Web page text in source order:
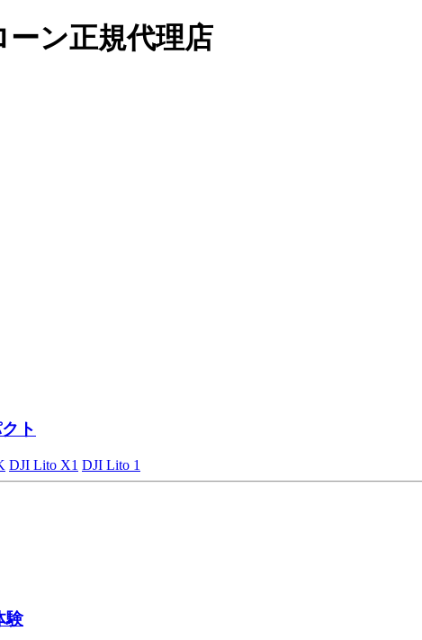
ン正規代理店
ト
DJI Lito X1 DJI Lito 1
験